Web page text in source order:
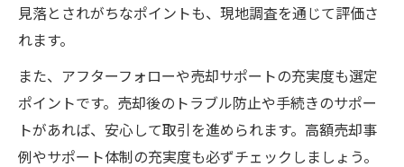
見落とされがちなポイントも、現地調査を通じて評価さ
れます。
また、アフターフォローや売却サポートの充実度も選定
ポイントです。売却後のトラブル防止や手続きのサポー
トがあれば、安心して取引を進められます。高額売却事
例やサポート体制の充実度も必ずチェックしましょう。